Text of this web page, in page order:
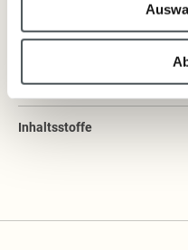
Kerze nie unbeaufsichtigt
zwischen brennenden Kerzen
Inhaltsstoffe